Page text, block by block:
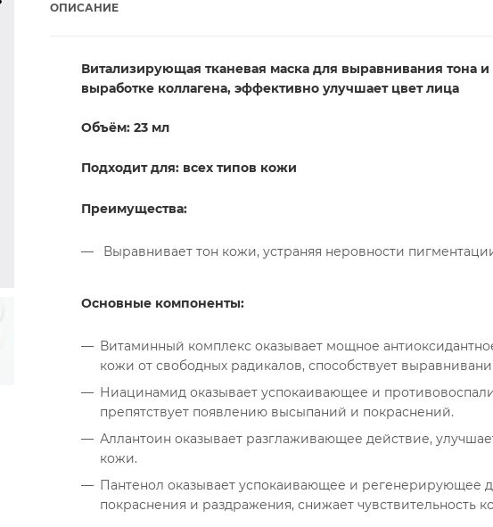
ОПИСАНИЕ
Витализирующая тканевая маска для выравнивания тона и
выработке коллагена, эффективно улучшает цвет лица
Объём: 23 мл
Подходит для: всех типов кожи
Преимущества:
Выравнивает тон кожи, устраняя неровности
Основные компоненты:
Витаминный комплекс оказывает мощное
кожи от свободных радикалов, способствует
Ниацинамид оказывает успокаивающее и
препятствует появлению высыпаний и покраснений.
Аллантоин оказывает разглаживающее действие,
кожи.
Пантенол оказывает успокаивающее и регенерирующее
покраснения и раздражения, снижает чувствительность